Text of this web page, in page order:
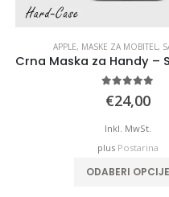
APPLE, MASKE ZA MOBITEL,
€24,00
Inkl. MwSt.
plus Postarina
ODABERI OPCIJE